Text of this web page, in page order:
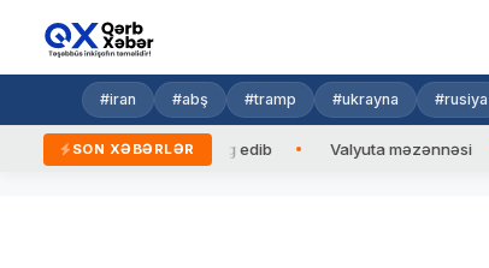
#iran #abş #tramp #ukrayna #rusiya
SON XƏBƏRLƏR
Prezidentinə zəng edib Valyuta məzənnəsi